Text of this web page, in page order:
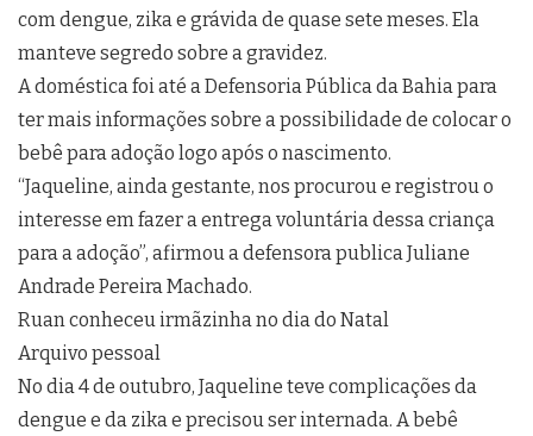
com dengue, zika e grávida de quase sete meses. Ela
manteve segredo sobre a gravidez.
A doméstica foi até a Defensoria Pública da Bahia para
ter mais informações sobre a possibilidade de colocar o
bebê para adoção logo após o nascimento.
“Jaqueline, ainda gestante, nos procurou e registrou o
interesse em fazer a entrega voluntária dessa criança
para a adoção”, afirmou a defensora publica Juliane
Andrade Pereira Machado.
Ruan conheceu irmãzinha no dia do Natal
Arquivo pessoal
No dia 4 de outubro, Jaqueline teve complicações da
dengue e da zika e precisou ser internada. A bebê